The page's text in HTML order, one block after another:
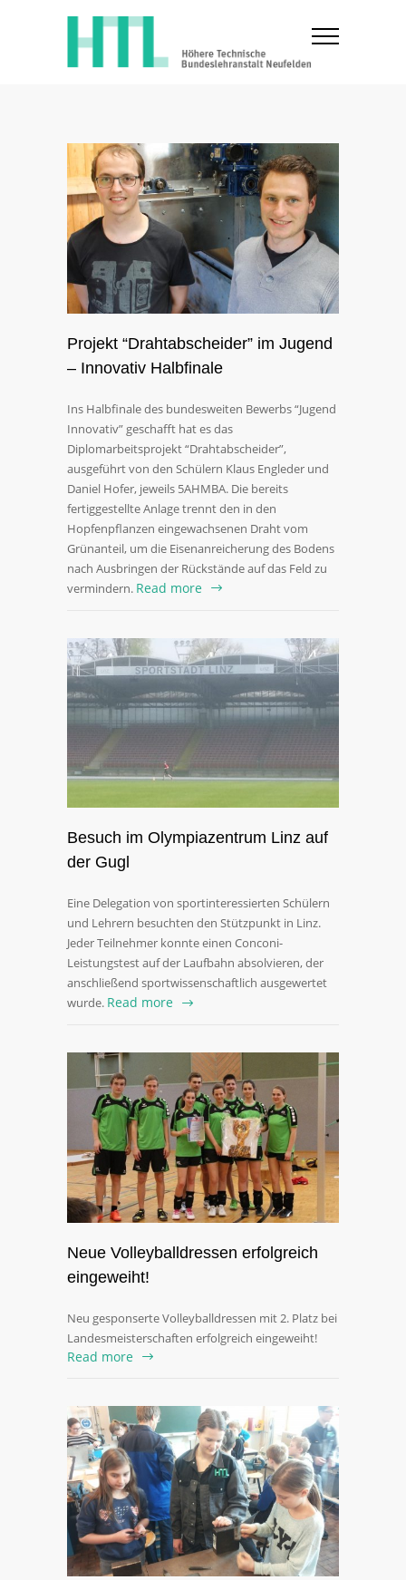
Projekt “Drahtabscheider” im Jugend
– Innovativ Halbfinale
Ins Halbfinale des bundesweiten Bewerbs “Jugend
Innovativ” geschafft hat es das
Diplomarbeitsprojekt “Drahtabscheider”,
ausgeführt von den Schülern Klaus Engleder und
Daniel Hofer, jeweils 5AHMBA. Die bereits
fertiggestellte Anlage trennt den in den
Hopfenpflanzen eingewachsenen Draht vom
Grünanteil, um die Eisenanreicherung des Bodens
nach Ausbringen der Rückstände auf das Feld zu
vermindern. Read more
Besuch im Olympiazentrum Linz auf
der Gugl
Eine Delegation von sportinteressierten Schülern
und Lehrern besuchten den Stützpunkt in Linz.
Jeder Teilnehmer konnte einen Conconi-
Leistungstest auf der Laufbahn absolvieren, der
anschließend sportwissenschaftlich ausgewertet
wurde. Read more
Neue Volleyballdressen erfolgreich
eingeweiht!
Neu gesponserte Volleyballdressen mit 2. Platz bei
Landesmeisterschaften erfolgreich eingeweiht!
Read more